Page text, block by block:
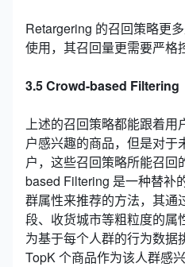
Retargering 的召回策略更
使用，其召回量更需要严格
3.5 Crowd-based Filtering
上述的召回策略都能跟着用
户感兴趣的商品，但是对于
户，这些召回策略所能召回
based Filtering 是一种替补
群属性来推荐的方法，其通
段、收货城市等粗粒度的属
为基于每个人群的行为数据
TopK 个商品作为该人群感兴